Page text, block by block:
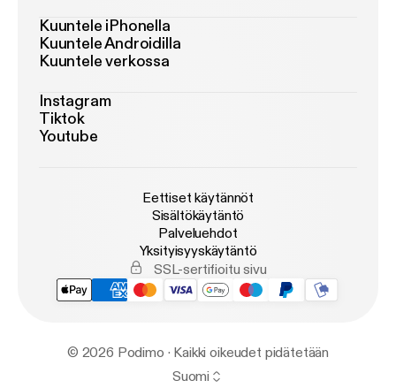
Kuuntele iPhonella
Kuuntele Androidilla
Kuuntele verkossa
Instagram
Tiktok
Youtube
Eettiset käytännöt
Sisältökäytäntö
Palveluehdot
Yksityisyyskäytäntö
SSL-sertifioitu sivu
© 2026 Podimo · Kaikki oikeudet pidätetään
Suomi